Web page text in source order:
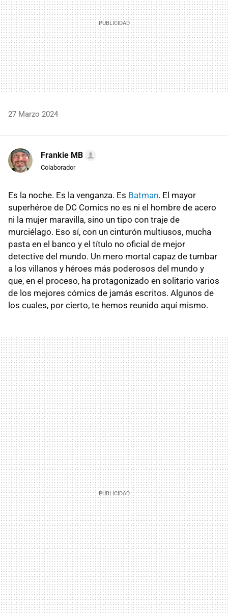
27 Marzo 2024
Frankie MB
Colaborador
Es la noche. Es la venganza. Es Batman. El mayor
superhéroe de DC Comics no es ni el hombre de acero
ni la mujer maravilla, sino un tipo con traje de
murciélago. Eso sí, con un cinturón multiusos, mucha
pasta en el banco y el título no oficial de mejor
detective del mundo. Un mero mortal capaz de tumbar
a los villanos y héroes más poderosos del mundo y
que, en el proceso, ha protagonizado en solitario varios
de los mejores cómics de jamás escritos. Algunos de
los cuales, por cierto, te hemos reunido aquí mismo.